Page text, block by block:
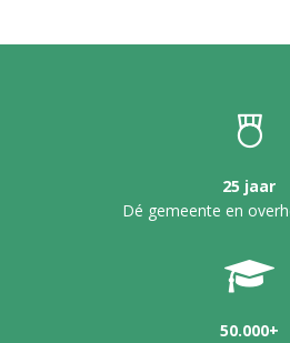
25 jaar
Dé gemeente en
50.000+